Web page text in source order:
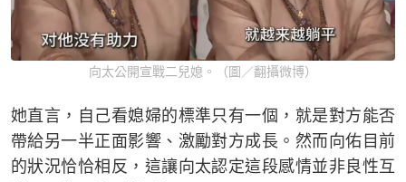
向太公開宣戰二兒媳。（圖／翻攝微博）
她直言，自己看媳婦的標準只有一個，就是對方能否
帶給另一半正面影響、激勵對方成長。然而向佑目前
的狀況恰恰相反，這讓向太認定這段感情並非良性互